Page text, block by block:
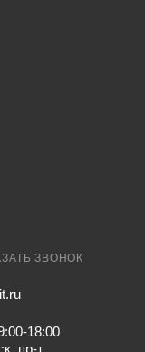
ЗВОНОК
18:00